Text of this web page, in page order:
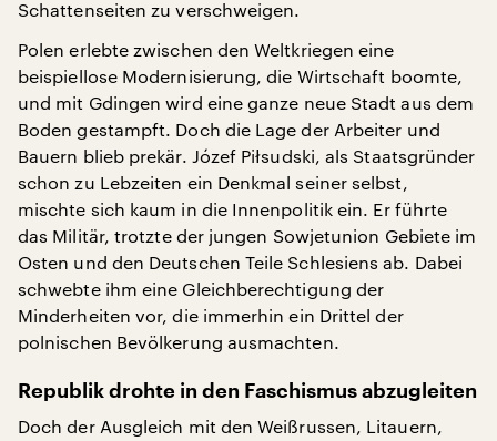
Schattenseiten zu verschweigen.
Polen erlebte zwischen den Weltkriegen eine
beispiellose Modernisierung, die Wirtschaft boomte,
und mit Gdingen wird eine ganze neue Stadt aus dem
Boden gestampft. Doch die Lage der Arbeiter und
Bauern blieb prekär. Józef Piłsudski, als Staatsgründer
schon zu Lebzeiten ein Denkmal seiner selbst,
mischte sich kaum in die Innenpolitik ein. Er führte
das Militär, trotzte der jungen Sowjetunion Gebiete im
Osten und den Deutschen Teile Schlesiens ab. Dabei
schwebte ihm eine Gleichberechtigung der
Minderheiten vor, die immerhin ein Drittel der
polnischen Bevölkerung ausmachten.
Republik drohte in den Faschismus abzugleiten
Doch der Ausgleich mit den Weißrussen, Litauern,